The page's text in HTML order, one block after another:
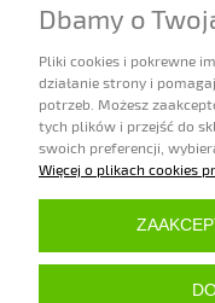
Dbamy o
Pliki cookies i pokrewne
działanie strony i
potrzeb. Możesz
tych plików i przejść do
swoich preferencji,
Więcej o plikach cookies